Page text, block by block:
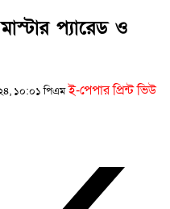
প্যারেড ও
১০:০১ পিএম ই-পেপার প্রিন্ট ভিউ